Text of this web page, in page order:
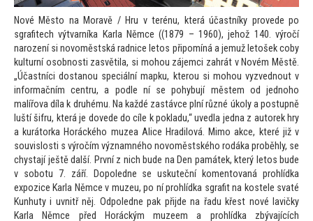
Nové Město na Moravě / Hru v terénu, která účastníky provede po
sgrafitech výtvarníka Karla Němce ((1879 – 1960), jehož 140. výročí
narození si novoměstská radnice letos připomíná a jemuž letošek coby
kulturní osobnosti zasvětila, si mohou zájemci zahrát v Novém Městě.
„Účastníci dostanou speciální mapku, kterou si mohou vyzvednout v
informačním centru, a podle ní se pohybují městem od jednoho
malířova díla k druhému. Na každé zastávce plní různé úkoly a postupně
luští šifru, která je dovede do cíle k pokladu,“ uvedla jedna z autorek hry
a kurátorka Horáckého muzea Alice Hradilová. Mimo akce, které již v
souvislosti s výročím významného novoměstského rodáka proběhly, se
chystají ještě další. První z nich bude na Den památek, který letos bude
v sobotu 7. září. Dopoledne se uskuteční komentovaná prohlídka
expozice Karla Němce v muzeu, po ní prohlídka sgrafit na kostele svaté
Kunhuty i uvnitř něj. Odpoledne pak přijde na řadu křest nové lavičky
Karla Němce před Horáckým muzeem a prohlídka zbývajících